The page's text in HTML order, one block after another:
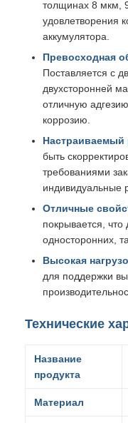
толщинах 8 мкм,
удовлетворения
аккумулятора.
Превосходная
Поставляется с
двухсторонней
отличную
коррозию.
Настраиваемый
быть
требованиями
индивидуальные
Отличные
покрывается,
односторонних,
Высокая
для поддержки
Технические
Название
продукта
Материал